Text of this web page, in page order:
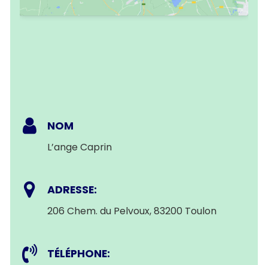
NOM
L’ange Caprin
ADRESSE:
206 Chem. du Pelvoux, 83200 Toulon
TÉLÉPHONE: